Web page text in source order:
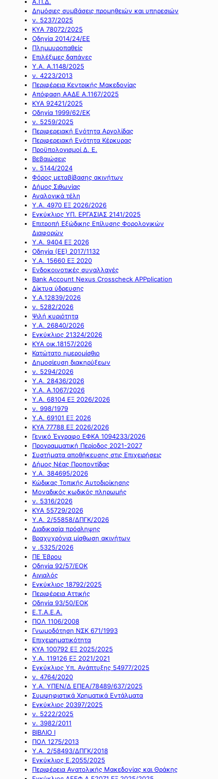
Δημόσιες συμβάσεις προμηθειών και υπηρεσιών
ν. 5237/2025
ΚΥΑ 78072/2025
Οδηγία 2014/24/ΕΕ
Πλημμυροπαθείς
Επιλέξιμες δαπάνες
Υ.Α. Α.1148/2025
ν. 4223/2013
Περιφέρεια Κεντρικής Μακεδονίας
Απόφαση ΑΑΔΕ Α.1167/2025
ΚΥΑ 92421/2025
Οδηγία 1999/62/ΕΚ
ν. 5259/2025
Περιφερειακή Ενότητα Αργολίδας
Περιφερειακή Ενότητα Κέρκυρας
Προϋπολογισμοί Δ. Ε.
Βεβαιώσεις
ν. 5144/2024
Φόρος μεταβίβασης ακινήτων
Δήμος Σιθωνίας
Αναλογικά τέλη
Υ.Α. 4970 ΕΞ 2026/2026
Εγκύκλιος ΥΠ. ΕΡΓΑΣΙΑΣ 2141/2025
Επιτροπή Εξώδικης Επίλυσης Φορολογικών
Διαφορών
Υ.Α. 9404 ΕΞ 2026
Οδηγία (ΕΕ) 2017/1132
Υ.Α. 15660 ΕΞ 2020
Ενδοκοινοτικές συναλλαγές
Bank Account Nexus Crosscheck APPplication
Δίκτυα ύδρευσης
Υ.Α.12839/2026
ν. 5282/2026
Ψιλή κυριότητα
Υ.Α. 26840/2026
Εγκύκλιος 21324/2026
ΚΥΑ οικ.18157/2026
Κατώτατο ημερομίσθιο
Δημοσίευση διακηρύξεων
ν. 5294/2026
Υ.Α. 28436/2026
Υ.Α. Α.1067/2026
Υ.Α. 68104 ΕΞ 2026/2026
ν. 998/1979
Υ.Α. 69101 ΕΞ 2026
ΚΥΑ 77788 ΕΞ 2026/2026
Γενικό Έγγραφο ΕΦΚΑ 1094233/2026
Προγραμματική Περίοδος 2021-2027
Συστήματα αποθήκευσης στις Επιχειρήσεις
Δήμος Νέας Προποντίδας
Υ.Α. 384695/2026
Κώδικας Τοπικής Αυτοδιοίκησης
Μοναδικός κωδικός πληρωμής
ν. 5316/2026
ΚΥΑ 55729/2026
Υ.Α. 2/55858/ΔΠΓΚ/2026
Διαδικασία πρόσληψης
Βραχυχρόνια μίσθωση ακινήτων
ν .5325/2026
ΠΕ Έβρου
Οδηγία 92/57/ΕΟΚ
Αιγιαλός
Εγκύκλιος 18792/2025
Περιφέρεια Αττικής
Οδηγία 93/50/ΕΟΚ
Ε.Τ.Α.Ε.Α.
ΠΟΛ 1106/2008
Γνωμοδότηση ΝΣΚ 671/1993
Επιχειρηματικότητα
ΚΥΑ 100792 ΕΞ 2025/2025
Υ.Α. 119126 ΕΞ 2021/2021
Εγκύκλιος Υπ. Ανάπτυξης 54977/2025
ν. 4764/2020
Υ.Α. ΥΠΕΝ/Δ ΕΠΕΑ/78489/637/2025
Συμψηφιστικά Χρηματικά Εντάλματα
Εγκύκλιος 20397/2025
ν. 5222/2025
ν. 3982/2011
ΒΙΒΛΙΟ Ι
ΠΟΛ 1275/2013
Υ.Α. 2/58493/ΔΠΓΚ/2018
Εγκύκλιος Ε.2055/2025
Περιφέρεια Ανατολικής Μακεδονίας και Θράκης